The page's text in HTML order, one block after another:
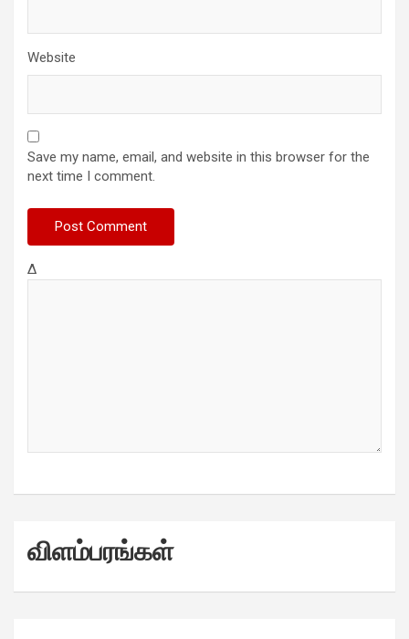
Website
Save my name, email, and website in this browser for the
next time I comment.
Δ
விளம்பரங்கள்